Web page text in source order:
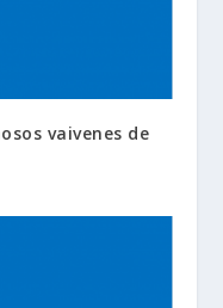
vaivenes de